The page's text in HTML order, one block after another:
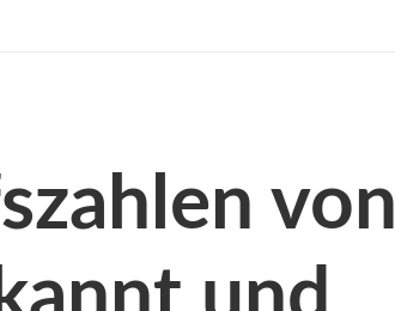
von